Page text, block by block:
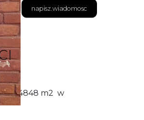
napisz.wiadomosc
64848 m2 w